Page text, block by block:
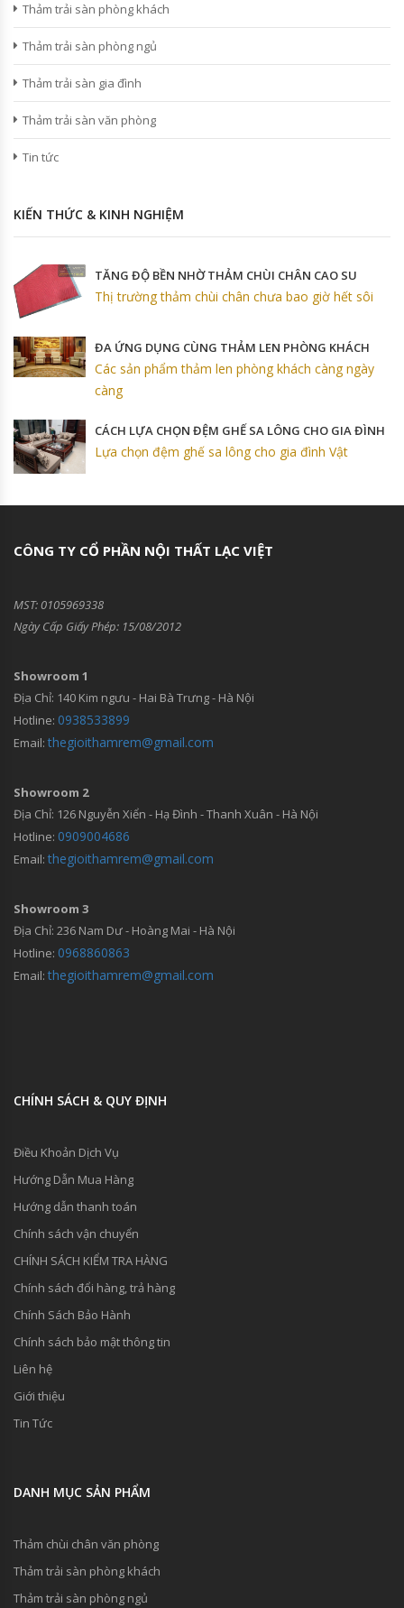
Thảm trải sàn phòng khách
Thảm trải sàn phòng ngủ
Thảm trải sàn gia đình
Thảm trải sàn văn phòng
Tin tức
KIẾN THỨC & KINH NGHIỆM
TĂNG ĐỘ BỀN NHỜ THẢM CHÙI CHÂN CAO SU
Thị trường thảm chùi chân chưa bao giờ hết sôi
ĐA ỨNG DỤNG CÙNG THẢM LEN PHÒNG KHÁCH
Các sản phẩm thảm len phòng khách càng ngày
càng
CÁCH LỰA CHỌN ĐỆM GHẾ SA LÔNG CHO GIA ĐÌNH
Lựa chọn đệm ghế sa lông cho gia đình Vật
CÔNG TY CỔ PHẦN NỘI THẤT LẠC VIỆT
MST: 0105969338
Ngày Cấp Giấy Phép: 15/08/2012
Showroom 1
Địa Chỉ: 140 Kim ngưu - Hai Bà Trưng - Hà Nội
Hotline: 0938533899
Email: thegioithamrem@gmail.com
Showroom 2
Địa Chỉ: 126 Nguyễn Xiển - Hạ Đình - Thanh Xuân - Hà Nội
Hotline: 0909004686
Email: thegioithamrem@gmail.com
Showroom 3
Địa Chỉ: 236 Nam Dư - Hoàng Mai - Hà Nội
Hotline: 0968860863
Email: thegioithamrem@gmail.com
CHÍNH SÁCH & QUY ĐỊNH
Điều Khoản Dịch Vụ
Hướng Dẫn Mua Hàng
Hướng dẫn thanh toán
Chính sách vận chuyển
CHÍNH SÁCH KIỂM TRA HÀNG
Chính sách đổi hàng, trả hàng
Chính Sách Bảo Hành
Chính sách bảo mật thông tin
Liên hệ
Giới thiệu
Tin Tức
DANH MỤC SẢN PHẨM
Thảm chùi chân văn phòng
Thảm trải sàn phòng khách
Thảm trải sàn phòng ngủ